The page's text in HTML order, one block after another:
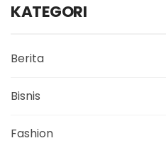
KATEGORI
Berita
Bisnis
Fashion